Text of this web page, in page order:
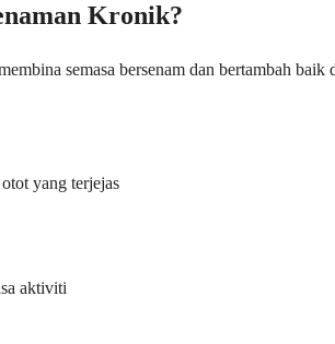
Kronik?
semasa bersenam dan bertambah
yang terjejas
aktiviti